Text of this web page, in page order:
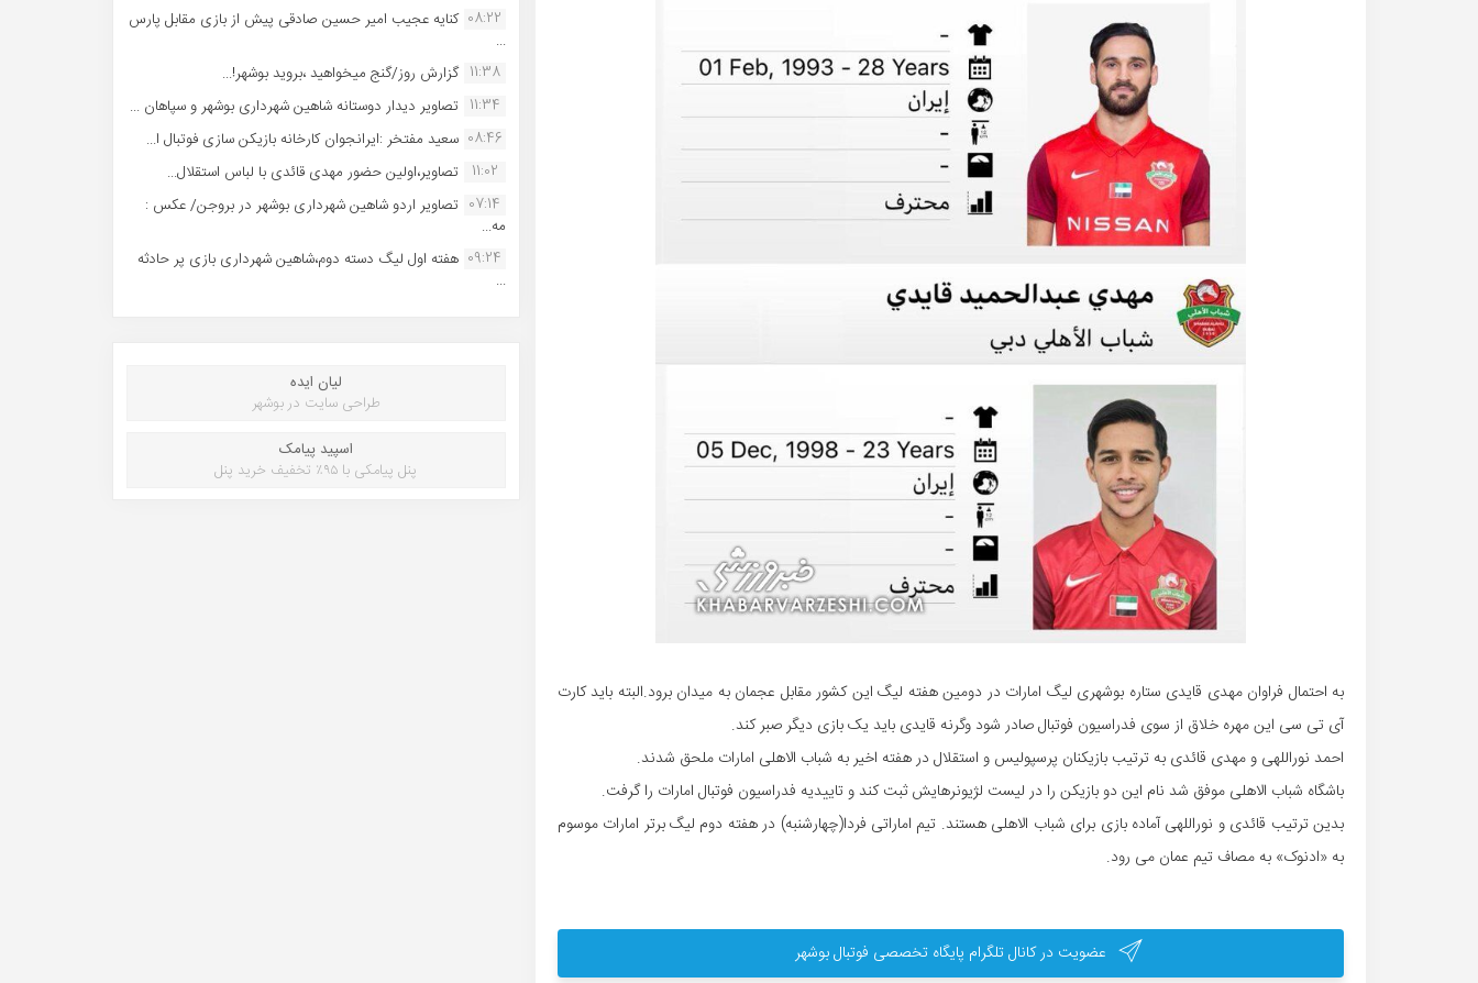
به احتمال فراوان مهدی قایدی ستاره بوشهری لیگ امارات در دومین هفته لیگ این کشور مقابل عجمان به میدان برود.البته باید کارت
آی تی سی این مهره خلاق از سوی فدراسیون فوتبال صادر شود وگرنه قایدی باید یک بازی دیگر صبر کند.
احمد نوراللهی و مهدی قائدی به ترتیب بازیکنان پرسپولیس و استقلال در هفته اخیر به شباب الاهلی امارات ملحق شدند.
باشگاه شباب الاهلی موفق شد نام این دو بازیکن را در لیست لژیونرهایش ثبت کند و تاییدیه فدراسیون فوتبال امارات را گرفت.
بدین ترتیب قائدی و نوراللهی آماده بازی برای شباب الاهلی هستند. تیم اماراتی فردا(چهارشنبه) در هفته دوم لیگ برتر امارات موسوم
به «ادنوک» به مصاف تیم عمان می رود.
عضویت در کانال تلگرام پایگاه تخصصی فوتبال بوشهر
08:22 کنایه عجیب امیر حسین صادقی پیش از بازی مقابل پارس
...
11:38 گزارش روز/گنج میخواهید ،بروید بوشهر!...
11:34 تصاویر دیدار دوستانه شاهین شهردارى بوشهر و سپاهان ...
08:46 سعید مفتخر :ایرانجوان کارخانه بازیکن سازی فوتبال ا...
11:02
تصاویر،اولین حضور مهدی قائدی با لباس استقلال...
07:14 تصاویر اردو شاهین شهرداری بوشهر در بروجن/ عکس :
مه...
09:24 هفته اول لیگ دسته دوم،شاهین شهرداری بازی پر حادثه
...
لیان ایده
طراحی سایت در بوشهر
اسپید پیامک
پنل پیامکی با ۹۵٪ تخفیف خرید پنل